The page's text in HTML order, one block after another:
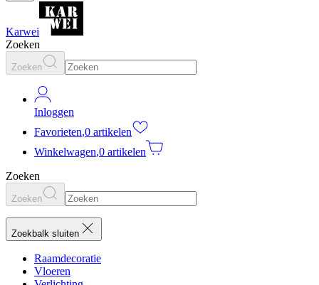
Karwei
Zoeken
Zoeken
Inloggen
Favorieten,0 artikelen
Winkelwagen,0 artikelen
Zoeken
Zoeken
Zoekbalk sluiten
Raamdecoratie
Vloeren